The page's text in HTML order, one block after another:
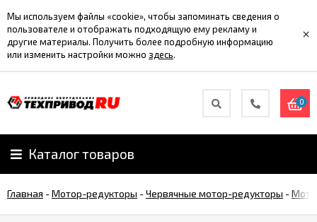
Мы используем файлы «cookie», чтобы запоминать сведения о
пользователе и отображать подходящую ему рекламу и
другие материалы. Получить более подробную информацию
или изменить настройки можно здесь.
×
0
Каталог товаров
Главная -Мотор-редукторы -Червячные мотор-редукторы -